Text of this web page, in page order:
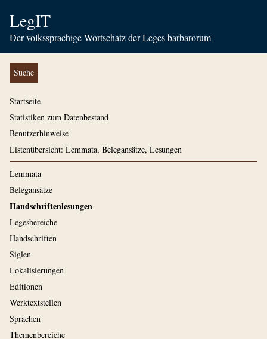
LegIT
Der volkssprachige Wortschatz der Leges barbarorum
Suche
Startseite
Statistiken zum Datenbestand
Benutzerhinweise
Listenübersicht: Lemmata, Belegansätze, Lesungen
Lemmata
Belegansätze
Handschriftenlesungen
Legesbereiche
Handschriften
Siglen
Lokalisierungen
Editionen
Werktextstellen
Sprachen
Themenbereiche